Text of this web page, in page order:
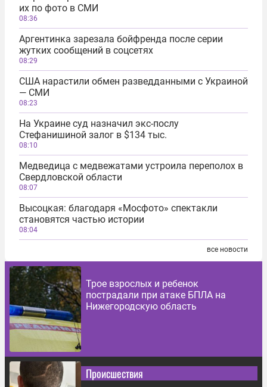
их по фото в СМИ
08:36
Аргентинка зарезала бойфренда после серии
жутких сообщений в соцсетях
08:29
США нарастили обмен разведданными с Украиной
— СМИ
08:23
На Украине суд назначил экс-послу
Стефанишиной залог в $134 тыс.
08:10
Медведица с медвежатами устроила переполох в
Свердловской области
08:07
Высоцкая: благодаря «Мосфото» спектакли
становятся частью истории
08:04
все новости
Трое взрослых и ребенок
пострадали при атаке БПЛА на
Нижегородскую область
Происшествия